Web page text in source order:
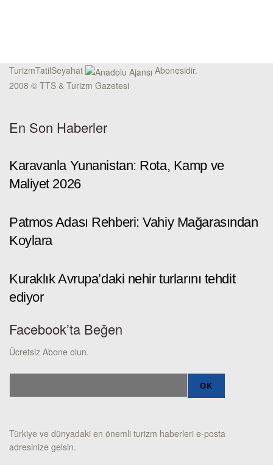
TurizmTatilSeyahat
Abonesidir.
2008 © TTS & Turizm Gazetesi
En Son Haberler
Karavanla Yunanistan: Rota, Kamp ve
Maliyet 2026
Patmos Adası Rehberi: Vahiy Mağarasından
Koylara
Kuraklık Avrupa’daki nehir turlarını tehdit
ediyor
Facebook’ta Beğen
Ücretsiz Abone olun.
Türkiye ve dünyadaki en önemli turizm haberleri e-posta
adresinize gelsin.